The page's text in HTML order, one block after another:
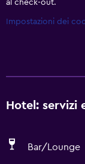
al check-out.
Impostazioni dei
Hotel: servizi
Bar/Lounge